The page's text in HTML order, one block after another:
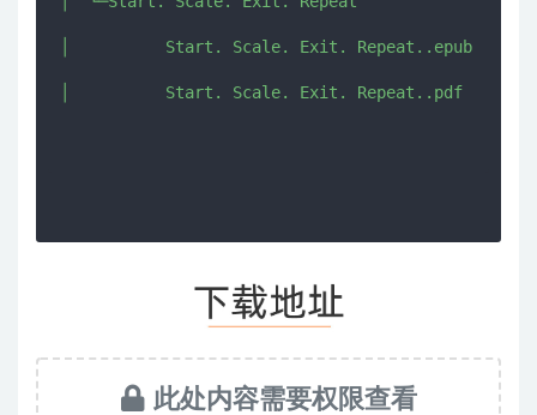
│          Start. Scale. Exit. Repeat..epub
│          Start. Scale. Exit. Repeat..pdf
此处内容需要权限查看